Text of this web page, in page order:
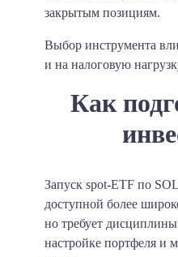
закрытым позициям.
Выбор инструмента
и на налоговую
Как
Запуск spot-ETF по
доступной более
но требует
настройке портфеля и